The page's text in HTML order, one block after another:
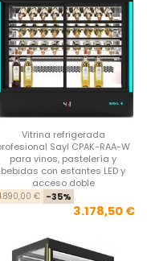
Vitrina refrigerada
Sayl CPAK-RAA-W
para vinos, pastelería y
bebidas con estantes LED y
acceso doble
€ -35%
3.178,50 €